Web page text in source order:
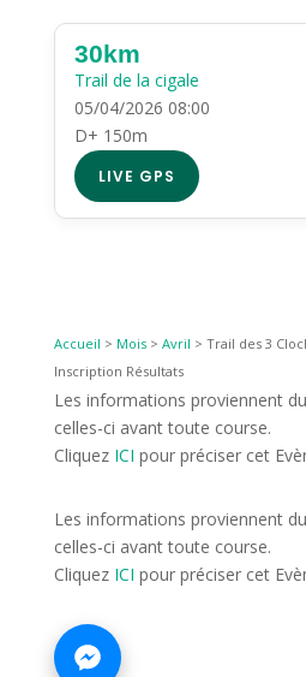
30km
Trail de la cigale
05/04/2026 08:00
D+ 150m
LIVE GPS
Accueil > Mois> Avril > Trail des 3
Inscription Résultats
Les informations proviennent
celles-ci avant toute course.
Cliquez ICI pour préciser cet
Les informations proviennent
celles-ci avant toute course.
Cliquez ICI pour préciser cet